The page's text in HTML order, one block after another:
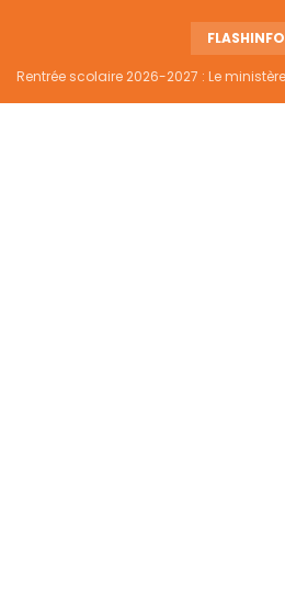
FLASHINFO